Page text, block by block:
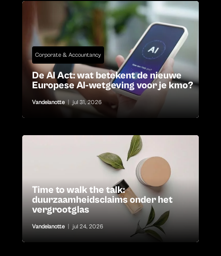
Corporate & Accountancy
De AI Act: wat betekent de nieuwe
Europese AI-wetgeving voor je kmo?
Vandelanotte jul 31, 2026
Time to walk the talk:
duurzaamheidsclaims onder het
vergrootglas
Vandelanotte jul 24, 2026